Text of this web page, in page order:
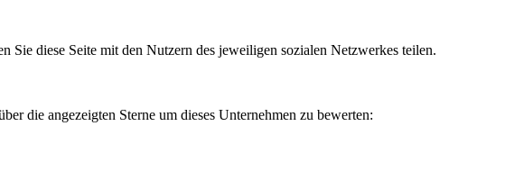
Sie diese Seite mit den Nutzern des jeweiligen sozialen Netzwerkes teilen.
die angezeigten Sterne um dieses Unternehmen zu bewerten: